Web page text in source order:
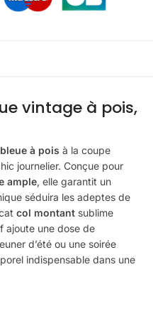
vintage à pois,
à pois à la coupe
journelier. Conçue pour
ample, elle garantit un
séduira les adeptes de
col montant sublime
ajoute une dose de
d’été ou une soirée
indispensable dans une